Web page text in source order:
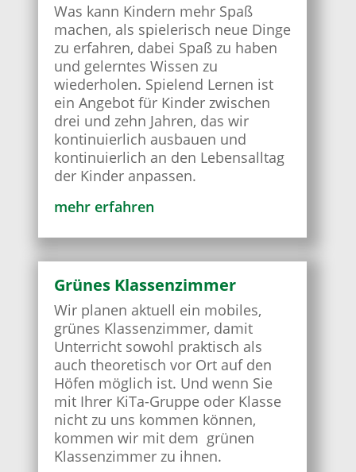
Was kann Kindern mehr Spaß
machen, als spielerisch neue Dinge
zu erfahren, dabei Spaß zu haben
und gelerntes Wissen zu
wiederholen. Spielend Lernen ist
ein Angebot für Kinder zwischen
drei und zehn Jahren, das wir
kontinuierlich ausbauen und
kontinuierlich an den Lebensalltag
der Kinder anpassen.
mehr erfahren
Grünes Klassenzimmer
Wir planen aktuell ein mobiles,
grünes Klassenzimmer, damit
Unterricht sowohl praktisch als
auch theoretisch vor Ort auf den
Höfen möglich ist. Und wenn Sie
mit Ihrer KiTa-Gruppe oder Klasse
nicht zu uns kommen können,
kommen wir mit dem grünen
Klassenzimmer zu ihnen.